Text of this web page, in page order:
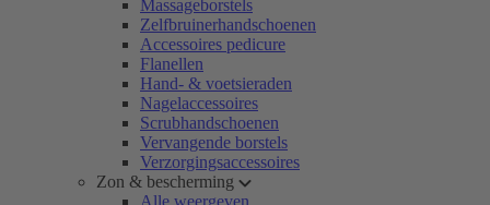
Massageborstels
Zelfbruinerhandschoenen
Accessoires pedicure
Flanellen
Hand- & voetsieraden
Nagelaccessoires
Scrubhandschoenen
Vervangende borstels
Verzorgingsaccessoires
Zon & bescherming
Alle weergeven